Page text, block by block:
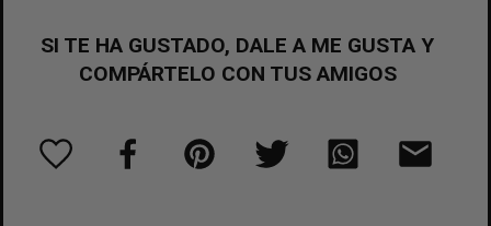
SI TE HA GUSTADO, DALE A ME GUSTA Y
COMPÁRTELO CON TUS AMIGOS